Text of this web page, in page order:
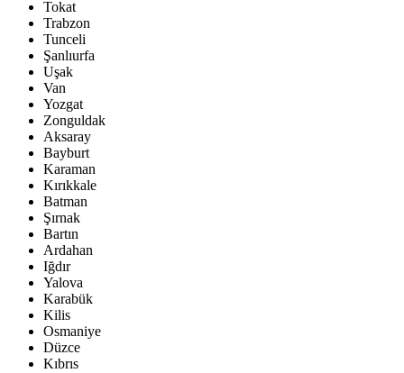
Tokat
Trabzon
Tunceli
Şanlıurfa
Uşak
Van
Yozgat
Zonguldak
Aksaray
Bayburt
Karaman
Kırıkkale
Batman
Şırnak
Bartın
Ardahan
Iğdır
Yalova
Karabük
Kilis
Osmaniye
Düzce
Kıbrıs